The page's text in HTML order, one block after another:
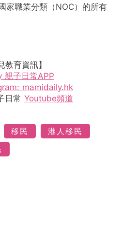
家職業分類（NOC）的所有
教育資訊】
親子日常APP
mamidaily.hk
日常 Youtube頻道
移民
港人移民